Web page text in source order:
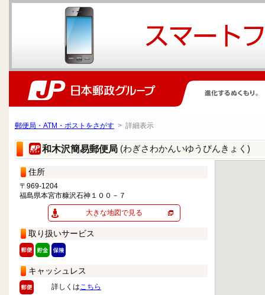
郵便局・ATM・ポストをさがす > 詳細表示
和木沢簡易郵便局 (わぎさわかんいゆうびんきょく)
住所
〒969-1204
福島県本宮市糠沢石神１００－７
大きな地図で見る
取り扱いサービス
キャッシュレス
詳しくはこちら